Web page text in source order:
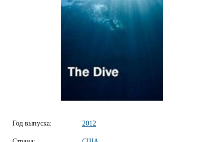
Год выпуска: 2012